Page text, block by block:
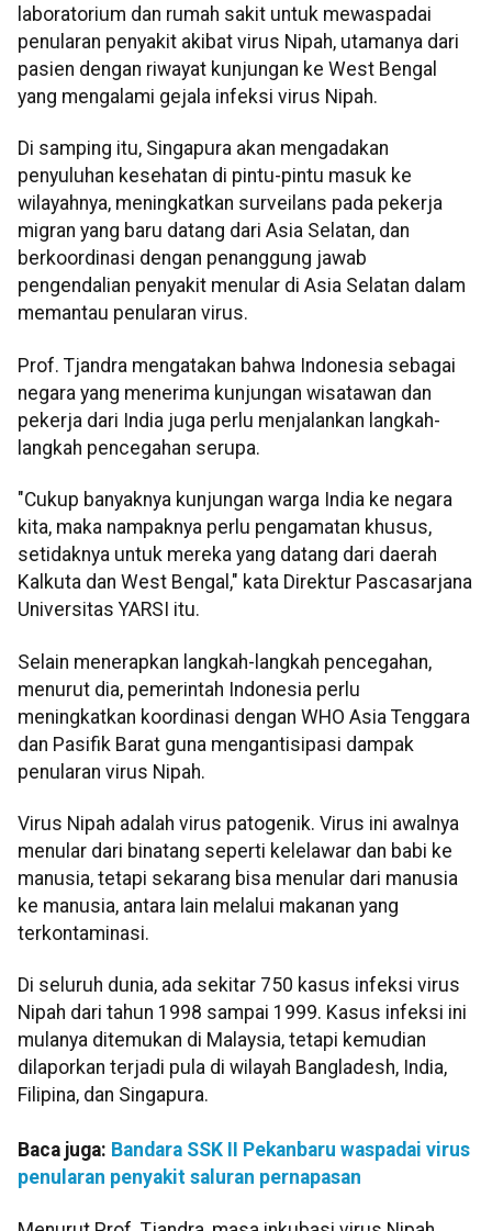
laboratorium dan rumah sakit untuk mewaspadai
penularan penyakit akibat virus Nipah, utamanya dari
pasien dengan riwayat kunjungan ke West Bengal
yang mengalami gejala infeksi virus Nipah.
Di samping itu, Singapura akan mengadakan
penyuluhan kesehatan di pintu-pintu masuk ke
wilayahnya, meningkatkan surveilans pada pekerja
migran yang baru datang dari Asia Selatan, dan
berkoordinasi dengan penanggung jawab
pengendalian penyakit menular di Asia Selatan dalam
memantau penularan virus.
Prof. Tjandra mengatakan bahwa Indonesia sebagai
negara yang menerima kunjungan wisatawan dan
pekerja dari India juga perlu menjalankan langkah-
langkah pencegahan serupa.
"Cukup banyaknya kunjungan warga India ke negara
kita, maka nampaknya perlu pengamatan khusus,
setidaknya untuk mereka yang datang dari daerah
Kalkuta dan West Bengal," kata Direktur Pascasarjana
Universitas YARSI itu.
Selain menerapkan langkah-langkah pencegahan,
menurut dia, pemerintah Indonesia perlu
meningkatkan koordinasi dengan WHO Asia Tenggara
dan Pasifik Barat guna mengantisipasi dampak
penularan virus Nipah.
Virus Nipah adalah virus patogenik. Virus ini awalnya
menular dari binatang seperti kelelawar dan babi ke
manusia, tetapi sekarang bisa menular dari manusia
ke manusia, antara lain melalui makanan yang
terkontaminasi.
Di seluruh dunia, ada sekitar 750 kasus infeksi virus
Nipah dari tahun 1998 sampai 1999. Kasus infeksi ini
mulanya ditemukan di Malaysia, tetapi kemudian
dilaporkan terjadi pula di wilayah Bangladesh, India,
Filipina, dan Singapura.
Baca juga: Bandara SSK II Pekanbaru waspadai virus
penularan penyakit saluran pernapasan